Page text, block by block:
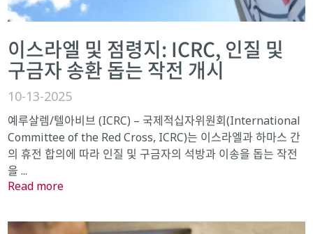
이스라엘 및 점령지: ICRC, 인질 및
구금자 송환 돕는 작전 개시
10-13-2025
예루살렘/텔아비브 (ICRC) – 국제적십자위원회(International
Committee of the Red Cross, ICRC)는 이스라엘과 하마스 간
의 휴전 합의에 따라 인질 및 구금자의 석방과 이송을 돕는 작전
을 ...
Read more